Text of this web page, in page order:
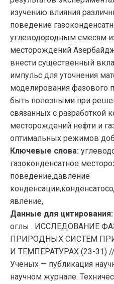
изучению влияния
поведение
углеводородным смесям
месторождений
внести существенный
импульс для уточнения
моделирования фазового
быть полезными при
связанных с разработкой
месторождений нефти и
оптимальных режимов
Ключевые слова:
газоконденсатное
поведение,давление
явление,
Данные для цитирования:
оглы . ИССЛЕДОВАНИЕ
ПРИРОДНЫХ СИСТЕМ
И ТЕМПЕРАТУРАХ (23-31)
Ученых — публикация
научном журнале.